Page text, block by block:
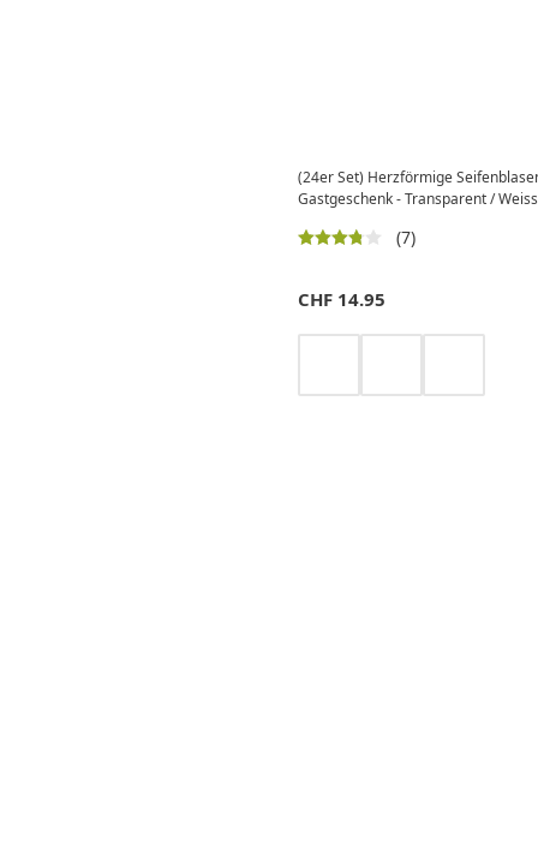
(24er Set) Herzförmige
Gastgeschenk - Transparent / Weiss
(7)
CHF 14.95